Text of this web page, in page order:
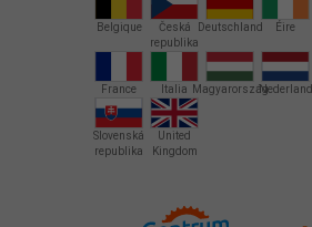
Belgique
Česká
republika
Deutschland Éire
France Italia MagyarországNederland
Slovenská
republika
United
Kingdom